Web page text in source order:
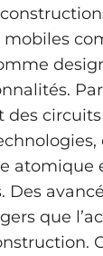
des
Des
que